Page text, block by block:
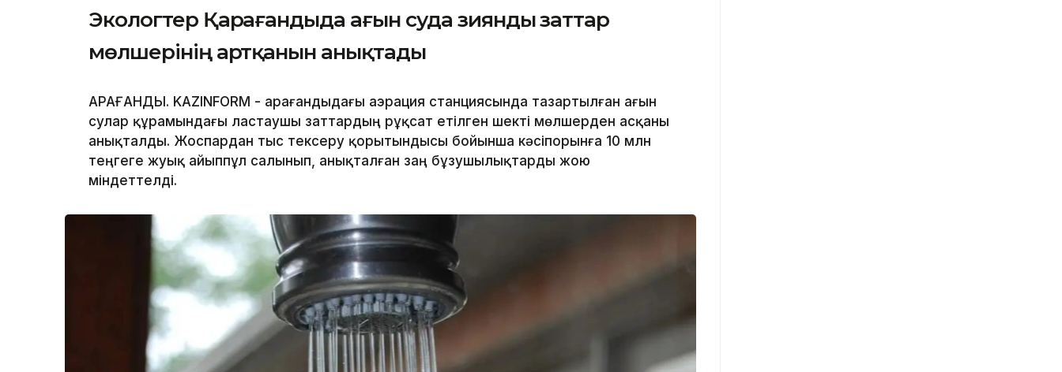
Экологтер Қарағандыда ағын суда зиянды заттар
мөлшерінің артқанын анықтады
ҚАРАҒАНДЫ. KAZINFORM - Қарағандыдағы аэрация станциясында тазартылған ағын
сулар құрамындағы ластаушы заттардың рұқсат етілген шекті мөлшерден асқаны
анықталды. Жоспардан тыс тексеру қорытындысы бойынша кәсіпорынға 10 млн
теңгеге жуық айыппұл салынып, анықталған заң бұзушылықтарды жою
міндеттелді.